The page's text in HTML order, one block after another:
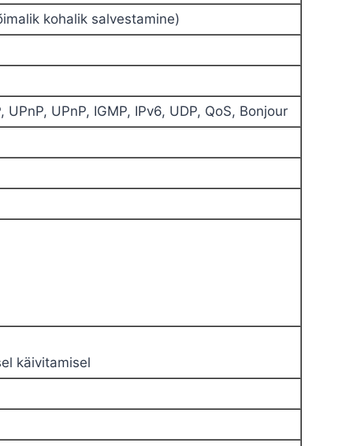
kohalik salvestamine)
UPnP, UPnP, IGMP, IPv6, UDP, QoS, Bonjour
käivitamisel